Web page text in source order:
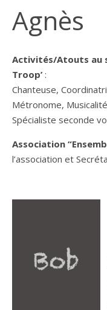
Agnès
Activités/Atouts au
Troop’ :
Chanteuse,
Métronome,
Spécialiste seconde
Association
l’association et